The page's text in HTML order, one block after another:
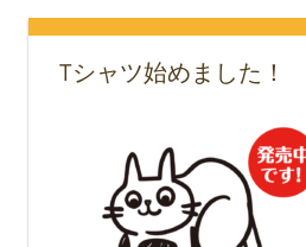
Tシャツ始めました！